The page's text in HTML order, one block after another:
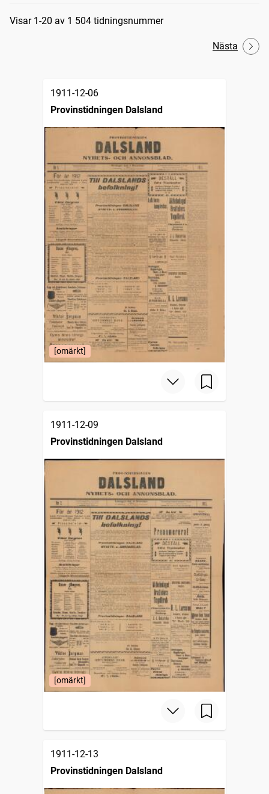
Sökresultat
Visar 1-20 av 1 504 tidningsnummer
Nästa
1911-12-06
Provinstidningen Dalsland
[omärkt]
1911-12-09
Provinstidningen Dalsland
[omärkt]
1911-12-13
Provinstidningen Dalsland